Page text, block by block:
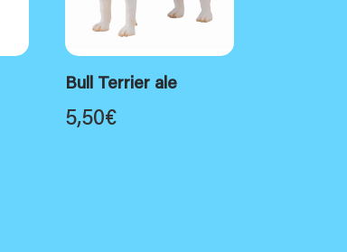
Bull Terrier ale
5,50€